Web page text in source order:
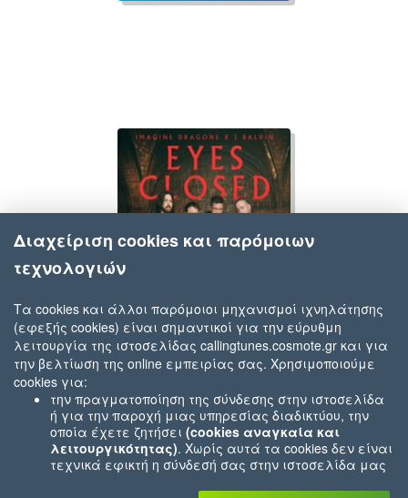
Imagine Dragons & J Balvin
Eyes Closed
Διαχείριση cookies και παρόμοιων
τεχνολογιών
Τα cookies και άλλοι παρόμοιοι μηχανισμοί ιχνηλάτησης
(εφεξής cookies) είναι σημαντικοί για την εύρυθμη
λειτουργία της ιστοσελίδας callingtunes.cosmote.gr και για
την βελτίωση της online εμπειρίας σας. Χρησιμοποιούμε
cookies για:
την πραγματοποίηση της σύνδεσης στην ιστοσελίδα
ή για την παροχή μιας υπηρεσίας διαδικτύου, την
οποία έχετε ζητήσει (cookies αναγκαία και
λειτουργικότητας). Χωρίς αυτά τα cookies δεν είναι
τεχνικά εφικτή η σύνδεσή σας στην ιστοσελίδα μας